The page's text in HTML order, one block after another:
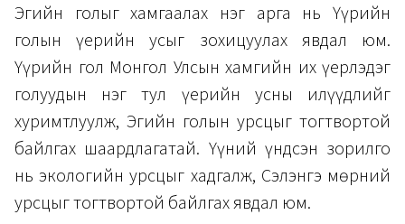
Эгийн голыг хамгаалах нэг арга нь Үүрийн
голын үерийн усыг зохицуулах явдал юм.
Үүрийн гол Монгол Улсын хамгийн их үерлэдэг
голуудын нэг тул үерийн усны илүүдлийг
хуримтлуулж, Эгийн голын урсцыг тогтвортой
байлгах шаардлагатай. Үүний үндсэн зорилго
нь экологийн урсцыг хадгалж, Сэлэнгэ мөрний
урсцыг тогтвортой байлгах явдал юм.